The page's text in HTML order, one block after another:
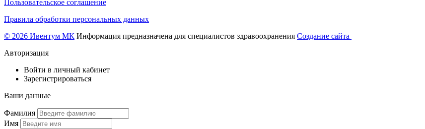
Пользовательское соглашение
Правила обработки персональных данных
© 2026 Ивентум МК Информация предназначена для специалистов здравоохранения Создание сайта
Авторизация
Войти в личный кабинет
Зарегистрироваться
Ваши данные
Фамилия
Имя